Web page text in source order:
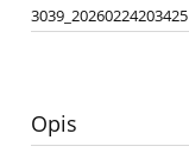
3039_20260224203425
Opis